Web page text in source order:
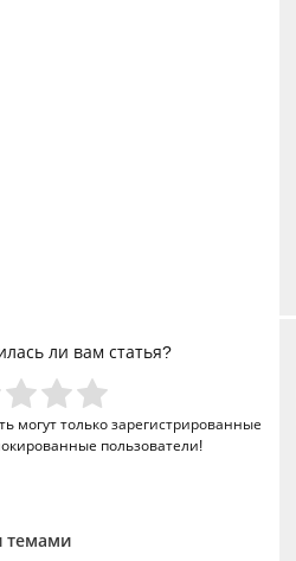
ли вам статья?
могут толькозарегистрированные
пользователи!
темами